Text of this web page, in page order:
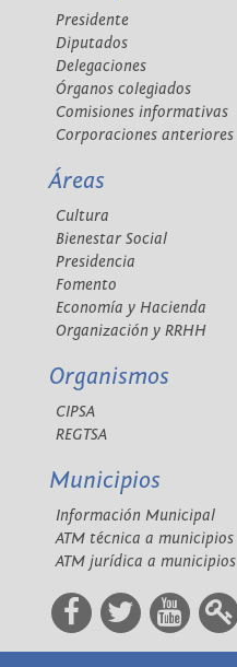
Presidente
Diputados
Delegaciones
Órganos colegiados
Comisiones informativas
Corporaciones anteriores
Áreas
Cultura
Bienestar Social
Presidencia
Fomento
Economía y Hacienda
Organización y RRHH
Organismos
CIPSA
REGTSA
Municipios
Información Municipal
ATM técnica a municipios
ATM jurídica a municipios